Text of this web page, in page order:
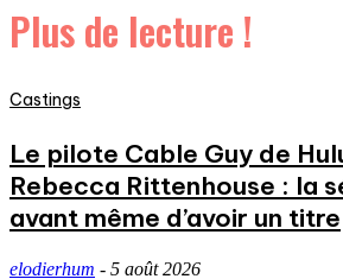
Plus de lecture !
Castings
Le pilote Cable Guy de
Rebecca Rittenhouse : la
avant même d’avoir un titre
elodierhum - 5 août 2026